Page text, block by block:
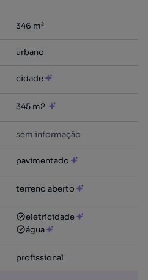
346 m²
urbano
cidade
345 m2
sem informação
pavimentado
terreno aberto
eletricidade
água
profissional